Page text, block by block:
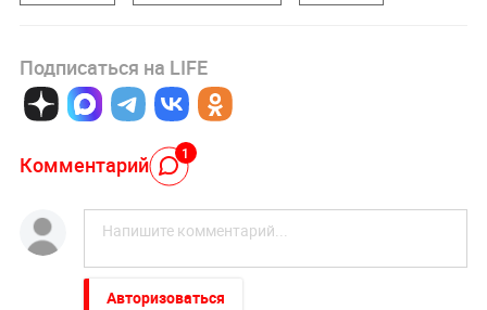
Подписаться на LIFE
Комментарий 1
Авторизоваться